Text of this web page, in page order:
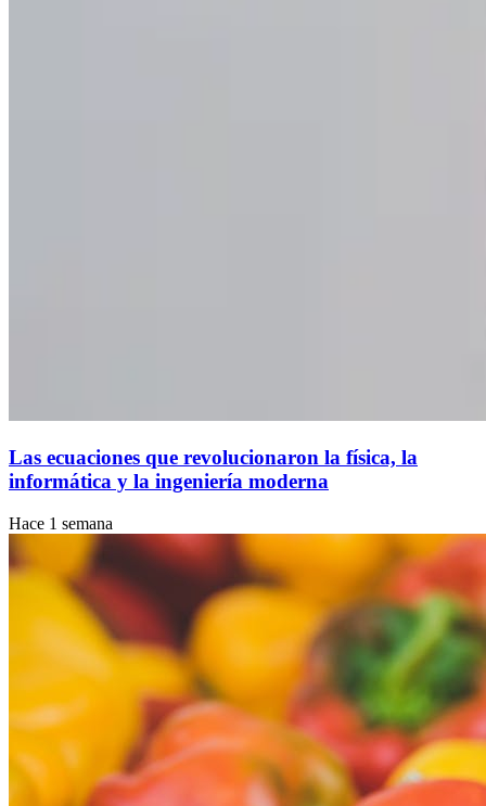
Las ecuaciones que revolucionaron la física, la
informática y la ingeniería moderna
Hace 1 semana